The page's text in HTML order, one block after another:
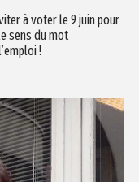
à voter le 9 juin pour
sens du mot
!